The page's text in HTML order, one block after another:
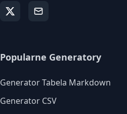
Popularne Generatory
Generator Tabela Markdown
Generator CSV